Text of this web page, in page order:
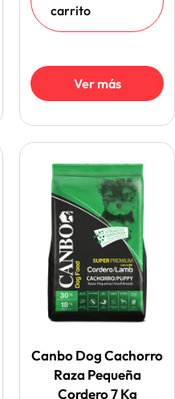
carrito
Ver más
Canbo Dog Cachorro
Raza Pequeña
Cordero 7 Kg